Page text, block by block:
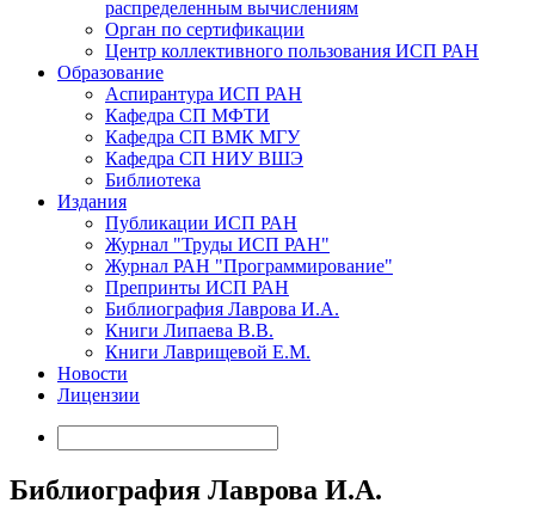
распределенным вычислениям
Орган по сертификации
Центр коллективного пользования ИСП РАН
Образование
Аспирантура ИСП РАН
Кафедра СП МФТИ
Кафедра СП ВМК МГУ
Кафедра СП НИУ ВШЭ
Библиотека
Издания
Публикации ИСП РАН
Журнал "Труды ИСП РАН"
Журнал РАН "Программирование"
Препринты ИСП РАН
Библиография Лаврова И.А.
Книги Липаева В.В.
Книги Лаврищевой Е.М.
Новости
Лицензии
Библиография Лаврова И.А.